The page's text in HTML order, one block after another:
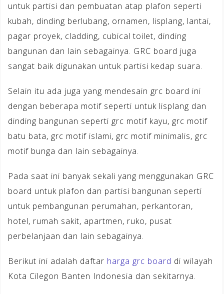
untuk partisi dan pembuatan atap plafon seperti
kubah, dinding berlubang, ornamen, lisplang, lantai,
pagar proyek, cladding, cubical toilet, dinding
bangunan dan lain sebagainya. GRC board juga
sangat baik digunakan untuk partisi kedap suara.
Selain itu ada juga yang mendesain grc board ini
dengan beberapa motif seperti untuk lisplang dan
dinding bangunan seperti grc motif kayu, grc motif
batu bata, grc motif islami, grc motif minimalis, grc
motif bunga dan lain sebagainya.
Pada saat ini banyak sekali yang menggunakan GRC
board untuk plafon dan partisi bangunan seperti
untuk pembangunan perumahan, perkantoran,
hotel, rumah sakit, apartmen, ruko, pusat
perbelanjaan dan lain sebagainya.
Berikut ini adalah daftar harga grc board di wilayah
Kota Cilegon Banten Indonesia dan sekitarnya.